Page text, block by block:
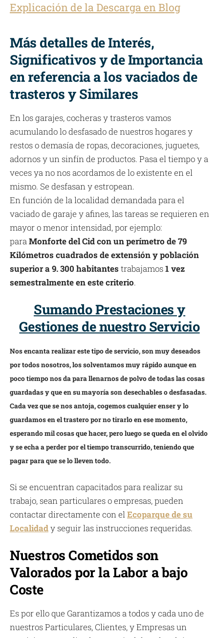
Explicación de la Descarga en Blog
Más detalles de Interés,
Significativos y de Importancia
en referencia a los vaciados de
trasteros y Similares
En los garajes, cocheras y trasteros vamos
acumulando lo desfasado de nuestros hogares y
restos o demasía de ropas, decoraciones, juguetes,
adornos y un sinfín de productos. Pasa el tiempo y a
veces ya no nos acordamos de lo existente en el
mismo. Se desfasan y estropean.
En función de la localidad demandada para el
vaciado de garaje y afines, las tareas se requieren en
mayor o menor intensidad, por ejemplo:
paraMonforte del Cid con un perímetro de 79
Kilómetros cuadrados de extensión y población
superior a 9. 300 habitantes trabajamos1 vez
semestralmente en este criterio.
Sumando Prestaciones y
Gestiones de nuestro Servicio
Nos encanta realizar este tipo de servicio, son muy deseados
por todos nosotros, los solventamos muy rápido aunque en
poco tiempo nos da para llenarnos de polvo de todas las cosas
guardadas y que en su mayoría son desechables o desfasadas.
Cada vez que se nos antoja, cogemos cualquier enser y lo
guardamos en el trastero por no tirarlo en ese momento,
esperando mil cosas que hacer, pero luego se queda en el olvido
y se echa a perder por el tiempo transcurrido, teniendo que
pagar para que se lo lleven todo.
Si se encuentran capacitados para realizar su
trabajo, sean particulares o empresas, pueden
contactar directamente con elEcoparque de su
Localidady seguir las instrucciones requeridas.
Nuestros Cometidos son
Valorados por la Labor a bajo
Coste
Es por ello que Garantizamos a todos y cada uno de
nuestros Particulares, Clientes, y Empresas un